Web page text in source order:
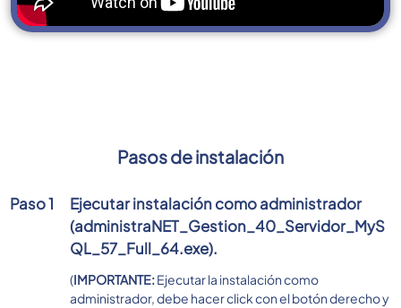
Pasos de instalación
Paso 1
Ejecutar instalación como administrador
(administraNET_Gestion_40_Servidor_MyS
QL_57_Full_64.exe).
(IMPORTANTE:Ejecutar la instalación como
administrador, debe hacer click con el botón derecho y